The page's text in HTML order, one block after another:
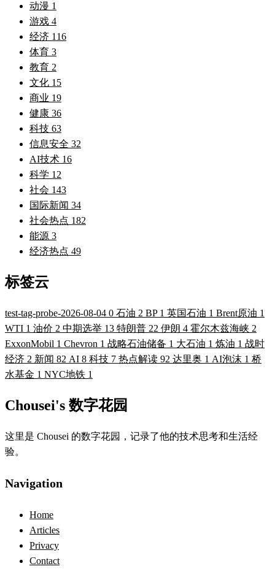
动漫 1
游戏 4
经济 116
体育 3
教育 2
文化 15
商业 19
健康 36
科技 63
信息安全 32
AI技术 16
科学 12
社会 143
国际新闻 34
社会热点 182
能源 3
经济热点 49
标签云
test-tag-probe-2026-08-04 0 石油 2 BP 1 英国石油 1 Brent原油 1
WTI 1 油价 2 中期选举 13 特朗普 22 伊朗 4 霍尔木兹海峡 2
ExxonMobil 1 Chevron 1 战略石油储备 1 大石油 1 炼油 1 战时
经济 2 新闻 82 AI 8 科技 7 热点解读 92 达里奥 1 AI泡沫 1 桥
水基金 1 NYC地铁 1
Chousei's 数字花园
这里是 Chousei 的数字花园，记录了他的技术思考和生活经
验。
Navigation
Home
Articles
Privacy
Contact